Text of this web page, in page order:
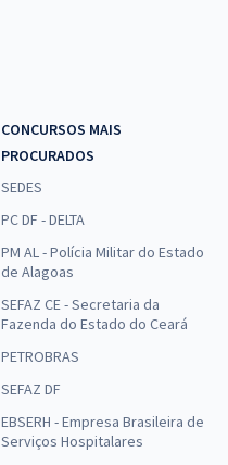
CONCURSOS MAIS
PROCURADOS
SEDES
PC DF - DELTA
PM AL - Polícia Militar do Estado
de Alagoas
SEFAZ CE - Secretaria da
Fazenda do Estado do Ceará
PETROBRAS
SEFAZ DF
EBSERH - Empresa Brasileira de
Serviços Hospitalares